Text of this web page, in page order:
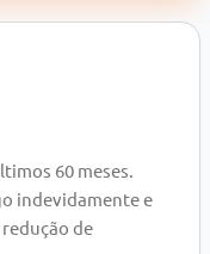
60 meses.
indevidamente e
de